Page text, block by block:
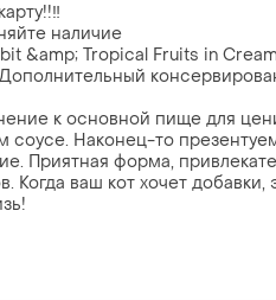
наличие
&amp; Tropical Fruits in
к основной пище для
соусе. Наконец-то
Приятная форма,
Когда ваш кот хочет